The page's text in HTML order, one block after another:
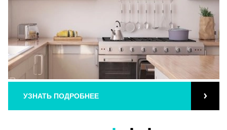
УЗНАТЬ ПОДРОБНЕЕ